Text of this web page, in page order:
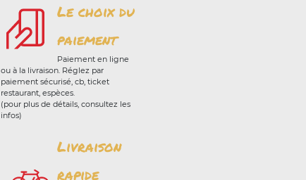
Le choix du
paiement
Paiement en ligne
ou à la livraison. Réglez par
paiement sécurisé, cb, ticket
restaurant, espèces.
(pour plus de détails, consultez les
infos)
Livraison
rapide